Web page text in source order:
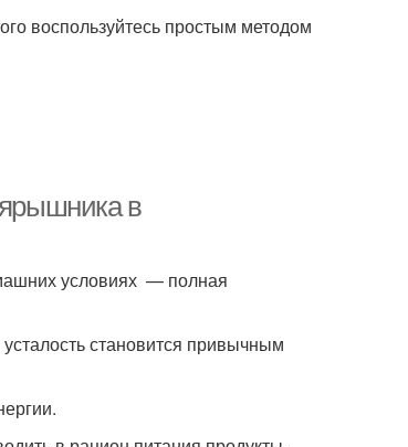
воспользуйтесь простым методом
в
условиях — полная
становится привычным